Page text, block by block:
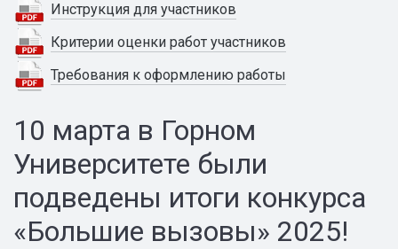
Инструкция для участников
Критерии оценки работ участников
Требования к оформлению работы
10 марта в Горном
Университете были
подведены итоги конкурса
«Большие вызовы» 2025!